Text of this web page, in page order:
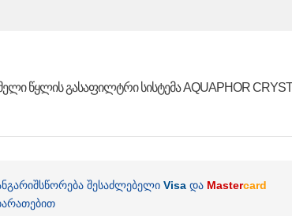
წყლის გასაფილტრი სისტემა AQUAPHOR
შესაძლებელი Visa და Mastercard